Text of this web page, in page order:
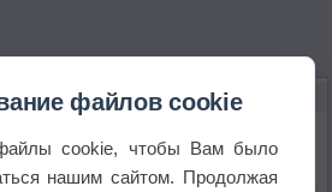
файлов cookie
cookie, чтобы Вам было
нашим сайтом. Продолжая